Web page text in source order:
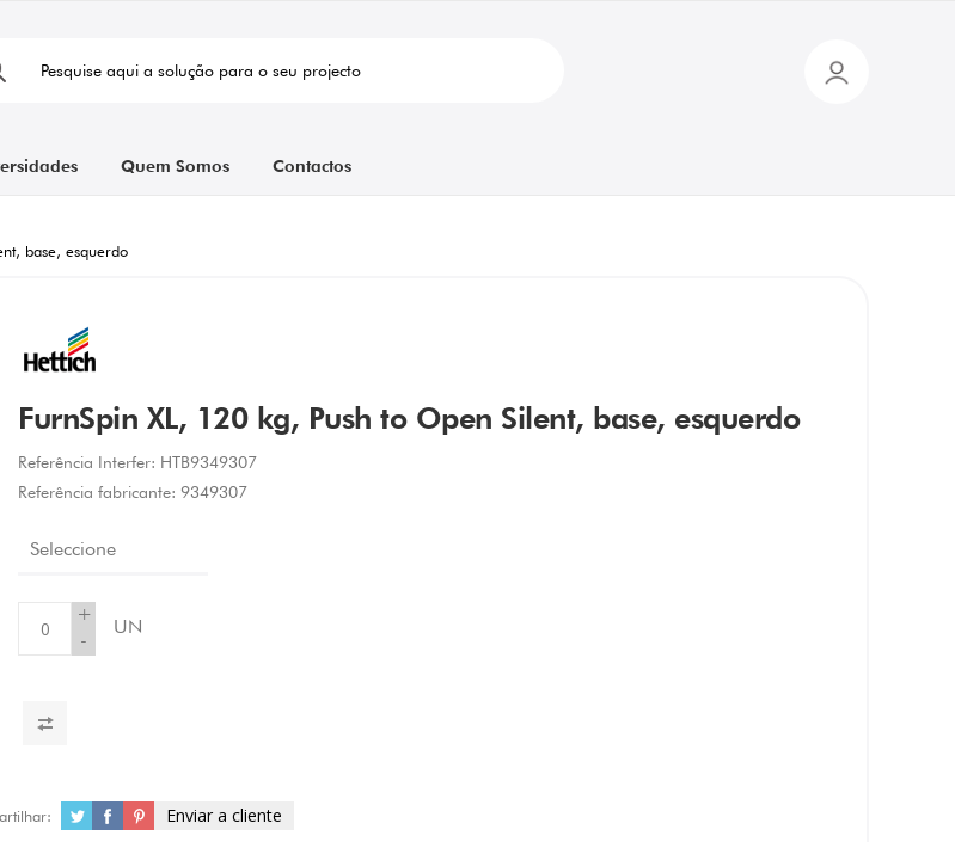
Quem Somos Contactos
base, esquerdo
FurnSpin XL, 120 kg, Push to Open Silent, base, esquerdo
Referência Interfer: HTB9349307
Referência fabricante: 9349307
Seleccione
+
-
UN
Enviar a cliente